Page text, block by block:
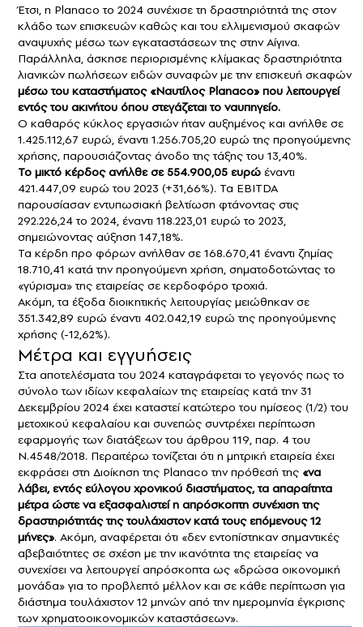
Έτσι, η Planaco το 2024 συνέχισε τη δραστηριότητά της στον
κλάδο των επισκευών καθώς και του ελλιμενισμού σκαφών
αναψυχής μέσω των εγκαταστάσεων της στην Αίγινα.
Παράλληλα, άσκησε περιορισμένης κλίμακας δραστηριότητα
λιανικών πωλήσεων ειδών συναφών με την επισκευή σκαφών
μέσω του καταστήματος «Ναυτίλος Planaco» που λειτουργεί
εντός του ακινήτου όπου στεγάζεται το ναυπηγείο.
Ο καθαρός κύκλος εργασιών ήταν αυξημένος και ανήλθε σε
1.425.112,67 ευρώ, έναντι 1.256.705,20 ευρώ της προηγούμενης
χρήσης, παρουσιάζοντας άνοδο της τάξης του 13,40%.
Το μικτό κέρδος ανήλθε σε 554.900,05 ευρώ έναντι
421.447,09 ευρώ του 2023 (+31,66%). Τα EBITDA
παρουσίασαν εντυπωσιακή βελτίωση φτάνοντας στις
292.226,24 το 2024, έναντι 118.223,01 ευρώ το 2023,
σημειώνοντας αύξηση 147,18%.
Τα κέρδη προ φόρων ανήλθαν σε 168.670,41 έναντι ζημίας
18.710,41 κατά την προηγούμενη χρήση, σηματοδοτώντας το
«γύρισμα» της εταιρείας σε κερδοφόρο τροχιά.
Ακόμη, τα έξοδα διοικητικής λειτουργίας μειώθηκαν σε
351.342,89 ευρώ έναντι 402.042,19 ευρώ της προηγούμενης
χρήσης (-12,62%).
Μέτρα και εγγυήσεις
Στα αποτελέσματα του 2024 καταγράφεται το γεγονός πως το
σύνολο των ιδίων κεφαλαίων της εταιρείας κατά την 31
Δεκεμβρίου 2024 έχει καταστεί κατώτερο του ημίσεος (1/2) του
μετοχικού κεφαλαίου και συνεπώς συντρέχει περίπτωση
εφαρμογής των διατάξεων του άρθρου 119, παρ. 4 του
Ν.4548/2018. Περαιτέρω τονίζεται ότι η μητρική εταιρεία έχει
εκφράσει στη Διοίκηση της Planaco την πρόθεσή της «να
λάβει, εντός εύλογου χρονικού διαστήματος, τα απαραίτητα
μέτρα ώστε να εξασφαλιστεί η απρόσκοπτη συνέχιση της
δραστηριότητάς της τουλάχιστον κατά τους επόμενους 12
μήνες». Ακόμη, αναφέρεται ότι «δεν εντοπίστηκαν σημαντικές
αβεβαιότητες σε σχέση με την ικανότητα της εταιρείας να
συνεχίσει να λειτουργεί απρόσκοπτα ως «δρώσα οικονομική
μονάδα» για το προβλεπτό μέλλον και σε κάθε περίπτωση για
διάστημα τουλάχιστον 12 μηνών από την ημερομηνία έγκρισης
των χρηματοοικονομικών καταστάσεων».